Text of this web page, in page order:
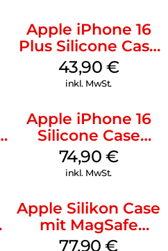
Apple iPhone 16
Plus Silicone Case
MagSafe Black
43,90 €
inkl. MwSt.
Apple iPhone 16
Silicone Case
MagSafe Black
74,90 €
inkl. MwSt.
Apple Silikon Case
mit MagSafe
iPhone 14 Pro
77,90€